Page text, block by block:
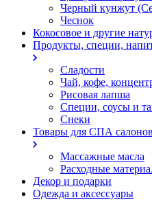
Черный кунжут
Чеснок
Кокосовое и другие
Продукты, специи,
Сладости
Чай, кофе,
Рисовая лапша
Специи, соусы и
Снеки
Товары для СПА салонов
Массажные масла
Расходные
Декор и подарки
Одежда и аксессуары